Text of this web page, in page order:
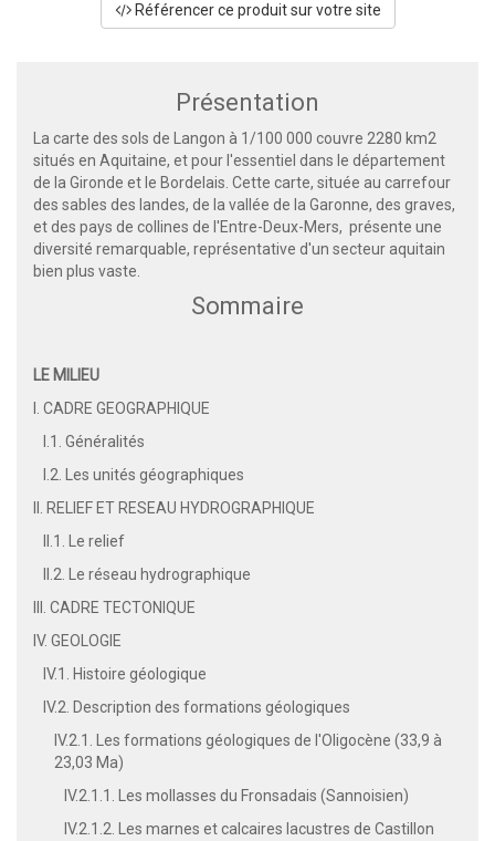
Référencer ce produit sur votre site
Présentation
La carte des sols de Langon à 1/100 000 couvre 2280 km2
situés en Aquitaine, et pour l'essentiel dans le département
de la Gironde et le Bordelais. Cette carte, située au carrefour
des sables des landes, de la vallée de la Garonne, des graves,
et des pays de collines de l'Entre-Deux-Mers, présente une
diversité remarquable, représentative d'un secteur aquitain
bien plus vaste.
Sommaire
LE MILIEU
I. CADRE GEOGRAPHIQUE
I.1. Généralités
I.2. Les unités géographiques
II. RELIEF ET RESEAU HYDROGRAPHIQUE
II.1. Le relief
II.2. Le réseau hydrographique
III. CADRE TECTONIQUE
IV. GEOLOGIE
IV.1. Histoire géologique
IV.2. Description des formations géologiques
IV.2.1. Les formations géologiques de l'Oligocène (33,9 à
23,03 Ma)
IV.2.1.1. Les mollasses du Fronsadais (Sannoisien)
IV.2.1.2. Les marnes et calcaires lacustres de Castillon